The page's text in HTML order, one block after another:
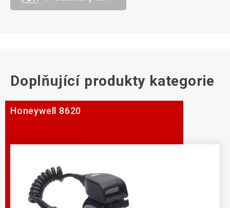
Doplňující produkty kategorie
Honeywell 8620